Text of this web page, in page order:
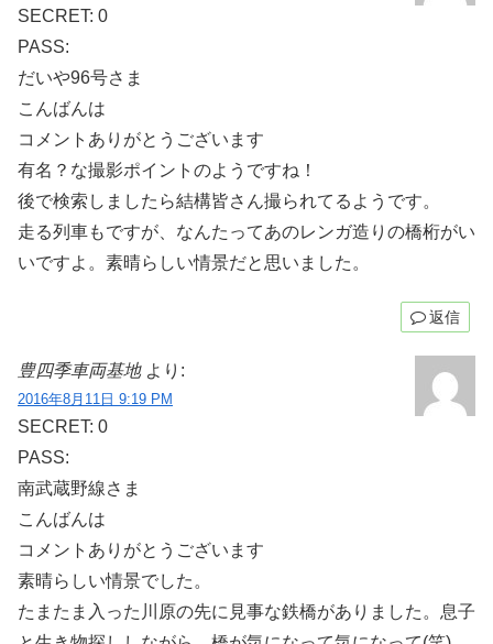
SECRET: 0
PASS:
だいや96号さま
こんばんは
コメントありがとうございます
有名？な撮影ポイントのようですね！
後で検索しましたら結構皆さん撮られてるようです。
走る列車もですが、なんたってあのレンガ造りの橋桁がい
いですよ。素晴らしい情景だと思いました。
返信
豊四季車両基地 より:
2016年8月11日 9:19 PM
SECRET: 0
PASS:
南武蔵野線さま
こんばんは
コメントありがとうございます
素晴らしい情景でした。
たまたま入った川原の先に見事な鉄橋がありました。息子